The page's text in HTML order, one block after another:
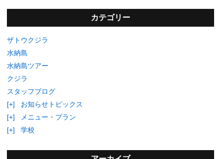
カテゴリー
ザトウクジラ
水納島
水納島ツアー
クジラ
スタッフブログ
[+]
お知らせトピックス
[+]
メニュー・プラン
[+]
学校